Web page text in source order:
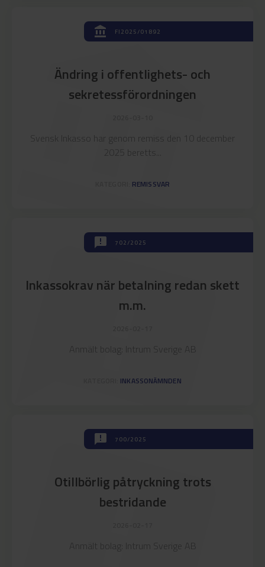
account_balance FI2025/01892
Ändring i offentlighets- och
sekretessförordningen
Svensk Inkasso har genom remiss den 10 december
2025 beretts...
REMISSVAR
announcement 702/2025
Inkassokrav när betalning redan skett
m.m.
Anmält bolag: Intrum Sverige AB
INKASSONÄMNDEN
announcement 700/2025
Otillbörlig påtryckning trots
bestridande
Anmält bolag: Intrum Sverige AB